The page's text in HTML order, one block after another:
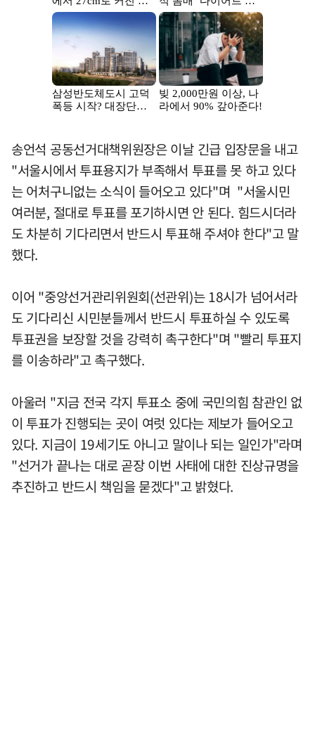
송언석 공동선거대책위원장은 이날 긴급 입장문을 내고
"서울시에서 투표용지가 부족해서 투표를 못 하고 있다
는 어처구니없는 소식이 들어오고 있다"며 "서울시민
여러분, 절대로 투표를 포기하시면 안 된다. 힘드시더라
도 차분히 기다리면서 반드시 투표해 주셔야 한다"고 말
했다.
이어 "중앙선거관리위원회(선관위)는 18시가 넘어서라
도 기다리신 시민분들께서 반드시 투표하실 수 있도록
투표권을 보장할 것을 강력히 촉구한다"며 "빨리 투표지
를 이송하라"고 촉구했다.
아울러 "지금 전국 각지 투표소 중에 국민의힘 참관인 없
이 투표가 진행되는 곳이 여럿 있다는 제보가 들어오고
있다. 지금이 19세기도 아니고 말이나 되는 일인가"라며
"선거가 끝나는 대로 곧장 이번 사태에 대한 진상규명을
추진하고 반드시 책임을 묻겠다"고 밝혔다.